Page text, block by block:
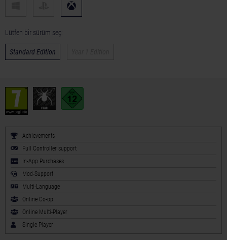
Lütfen bir sürüm seç:
Standard Edition
Achievements
Full Controller support
In-App Purchases
Mod-Support
Multi-Language
Online Co-op
Online Multi-Player
Single-Player